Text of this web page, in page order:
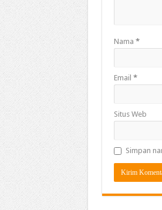
Nama *
Email *
Situs Web
Simpan